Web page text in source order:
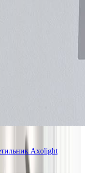
Axolight